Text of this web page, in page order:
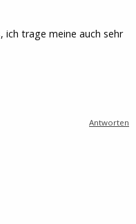
ich trage meine auch sehr
Antworten